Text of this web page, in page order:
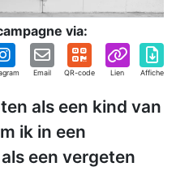
via:
Email QR-code Lien Affiche
als een kind van
ik in een
een vergeten